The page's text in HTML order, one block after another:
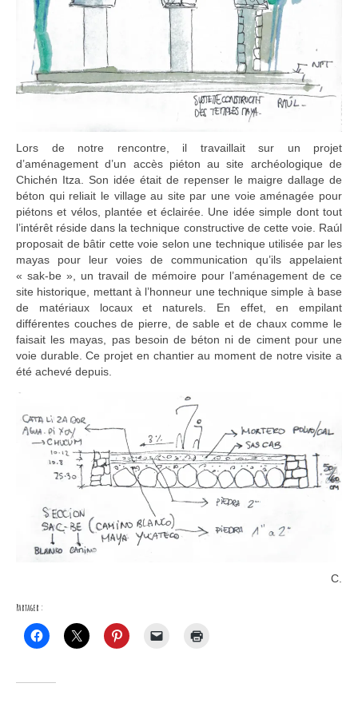
Lors de notre rencontre, il travaillait sur un projet
d’aménagement d’un accès piéton au site archéologique de
Chichén Itza. Son idée était de repenser le maigre dallage de
béton qui reliait le village au site par une voie aménagée pour
piétons et vélos, plantée et éclairée. Une idée simple dont tout
l’intérêt réside dans la technique constructive de cette voie. Raúl
proposait de bâtir cette voie selon une technique utilisée par les
mayas pour leur voies de communication qu’ils appelaient
« sak-be », un travail de mémoire pour l’aménagement de ce
site historique, mettant à l’honneur une technique simple à base
de matériaux locaux et naturels. En effet, en empilant
différentes couches de pierre, de sable et de chaux comme le
faisait les mayas, pas besoin de béton ni de ciment pour une
voie durable. Ce projet en chantier au moment de notre visite a
été achevé depuis.
C.
Partager :